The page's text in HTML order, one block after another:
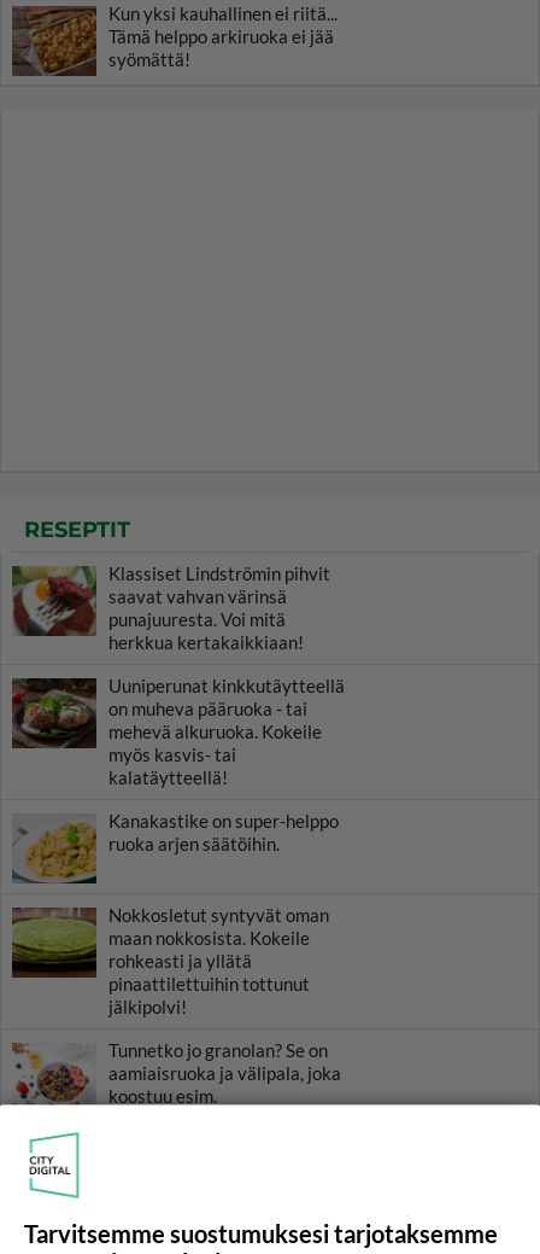
Kun yksi kauhallinen ei riitä...
Tämä helppo arkiruoka ei jää
syömättä!
RESEPTIT
Klassiset Lindströmin pihvit
saavat vahvan värinsä
punajuuresta. Voi mitä
herkkua kertakaikkiaan!
Uuniperunat kinkkutäytteellä
on muheva pääruoka - tai
mehevä alkuruoka. Kokeile
myös kasvis- tai
kalatäytteellä!
Kanakastike on super-helppo
ruoka arjen säätöihin.
Nokkosletut syntyvät oman
maan nokkosista. Kokeile
rohkeasti ja yllätä
pinaattilettuihin tottunut
jälkipolvi!
Tunnetko jo granolan? Se on
aamiaisruoka ja välipala, joka
koostuu esim.
HOROSKOOPPI
Tarvitsemme suostumuksesi tarjotaksemme